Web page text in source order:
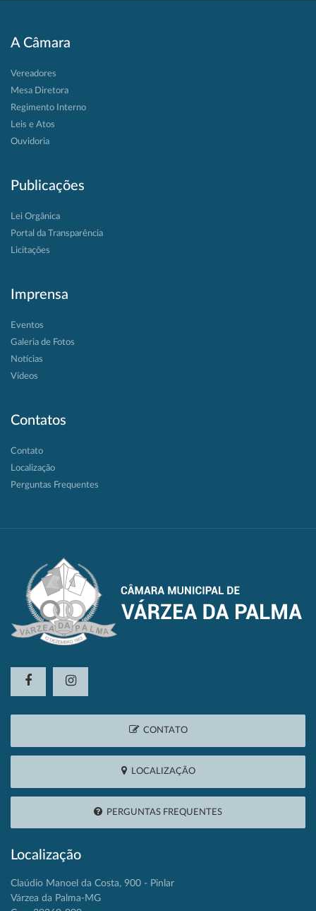
A Câmara
Vereadores
Mesa Diretora
Regimento Interno
Leis e Atos
Ouvidoria
Publicações
Lei Orgânica
Portal da Transparência
Licitações
Imprensa
Eventos
Galeria de Fotos
Notícias
Vídeos
Contatos
Contato
Localização
Perguntas Frequentes
CONTATO
LOCALIZAÇÃO
PERGUNTAS FREQUENTES
Localização
Claúdio Manoel da Costa, 900 - Pinlar
Várzea da Palma-MG